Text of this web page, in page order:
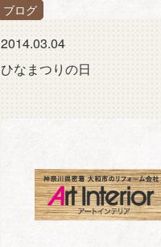
ブログ
2014.03.04
ひなまつりの日